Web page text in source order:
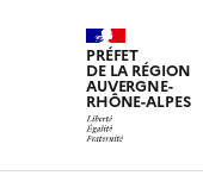
PRÉFET
DE LA RÉGION
AUVERGNE-
RHÔNE-ALPES